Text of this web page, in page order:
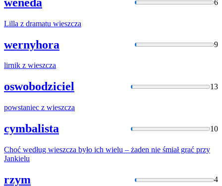
6
Lilla z dramatu wieszcza
wernyhora 9
lirnik z wieszcza
oswobodziciel 13
powstaniec z wieszcza
cymbalista 10
Choć według wieszcza było ich wielu – żaden nie śmiał grać przy
Jankielu
rzym 4